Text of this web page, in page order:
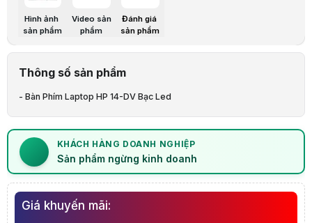
Bảo hành:6 Tháng
Thương hiệu:
HP
Tình trạng:Order trước – giao sau
Thêm vào giỏ hàng
Thông số nổi bật
Bàn Phím Laptop HP 14-DV Bạc Led
Mô tả sản phẩm
Lưu ý:Bài viết và hình ảnh mang tính tham khảo. Cấu hình và đặc
📌
Thông báo:
Sản phẩm ngừng kinh doanh
Sản phẩm đã ngừng kinh doanh
Hình ảnh
sản phẩm
Video sản
phẩm
Đánh giá
sản phẩm
Thông số sản phẩm
- Bàn Phím Laptop HP 14-DV Bạc Led
KHÁCH HÀNG DOANH NGHIỆP
Sản phẩm ngừng kinh doanh
Giá khuyến mãi: